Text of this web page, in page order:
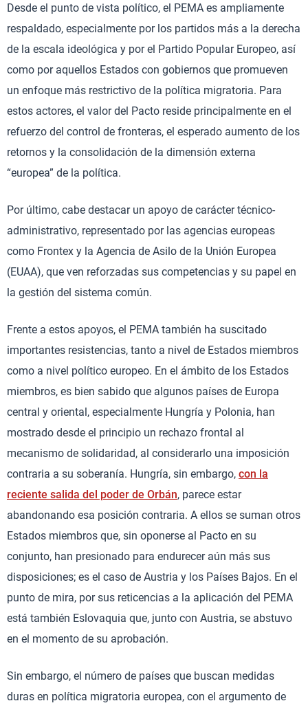
Desde el punto de vista político, el PEMA es ampliamente
respaldado, especialmente por los partidos más a la derecha
de la escala ideológica y por el Partido Popular Europeo, así
como por aquellos Estados con gobiernos que promueven
un enfoque más restrictivo de la política migratoria. Para
estos actores, el valor del Pacto reside principalmente en el
refuerzo del control de fronteras, el esperado aumento de los
retornos y la consolidación de la dimensión externa
“europea” de la política.
Por último, cabe destacar un apoyo de carácter técnico-
administrativo, representado por las agencias europeas
como Frontex y la Agencia de Asilo de la Unión Europea
(EUAA), que ven reforzadas sus competencias y su papel en
la gestión del sistema común.
Frente a estos apoyos, el PEMA también ha suscitado
importantes resistencias, tanto a nivel de Estados miembros
como a nivel político europeo. En el ámbito de los Estados
miembros, es bien sabido que algunos países de Europa
central y oriental, especialmente Hungría y Polonia, han
mostrado desde el principio un rechazo frontal al
mecanismo de solidaridad, al considerarlo una imposición
contraria a su soberanía. Hungría, sin embargo, con la
reciente salida del poder de Orbán, parece estar
abandonando esa posición contraria. A ellos se suman otros
Estados miembros que, sin oponerse al Pacto en su
conjunto, han presionado para endurecer aún más sus
disposiciones; es el caso de Austria y los Países Bajos. En el
punto de mira, por sus reticencias a la aplicación del PEMA
está también Eslovaquia que, junto con Austria, se abstuvo
en el momento de su aprobación.
Sin embargo, el número de países que buscan medidas
duras en política migratoria europea, con el argumento de